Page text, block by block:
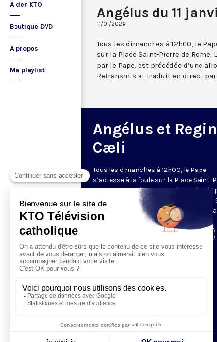
Aider KTO
Boutique DVD
A propos
Ma playlist
Angélus du 11
11/01/2026
Tous les dimanches à 12h00, le
sur la Place Saint-Pierre de Rome.
par le Pape, est précédée d’une
Retransmis et traduit en direct par
Angélus et
Cæli
Tous les dimanches à 12h00, le Pape
s’adresse à la foule sur la Place Saint-
de Rome. La prière de l’Angélus, récitée
Pape, est précédée d’une allocution du
Père. Retransmis et traduit en direct
Visiter la page de l'émission